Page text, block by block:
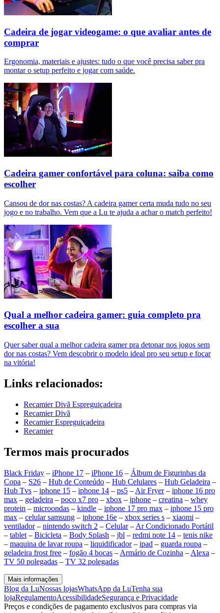
Cadeira de jogar videogame: o que avaliar antes de
comprar
Ergonomia, materiais e ajustes: tudo o que você precisa saber pra
montar o setup perfeito e jogar com saúde.
Cadeira gamer confortável para coluna: saiba como
escolher
Cansou de dor nas costas? A cadeira gamer certa muda tudo no seu
jogo e no trabalho. Vem que a Lu te ajuda a achar o match perfeito!
Qual a melhor cadeira gamer: guia completo pra
escolher a sua
Quer saber qual a melhor cadeira gamer pra detonar nos jogos sem
dor nas costas? Vem descobrir o modelo ideal pro seu setup e focar
na vitória!
Links relacionados:
Recamier Divã Espreguiçadeira
Recamier Divã
Recamier Espreguiçadeira
Recamier
Termos mais procurados
Black Friday – iPhone 17 – iPhone 16 – Álbum de Figurinhas da
Copa – S26 – Hub de Conteúdo – Hub Celulares – Hub Geladeira –
Hub Tvs – iphone 15 – iphone 14 – ps5 – Air Fryer– iphone 16 pro
max – geladeira – poco x7 pro – xbox – iphone – creatina – whey
protein – microondas – kindle – iphone 17 pro max – iphone 15 pro
max – celular samsung – iphone 16e – xbox series s – xiaomi –
ventilador– nintendo switch 2 – Celular– Ar Condicionado Portátil
– tablet – Bicicleta – Body Splash – jbl – redmi note 14 – tenis nike
– maquina de lavar roupa – liquidificador– ipad – guarda roupa –
geladeira frost free – fogão 4 bocas – Armário de Cozinha – Alexa –
TV 50 polegadas – TV 32 polegadas
Mais informações
Blog da LuNossas lojasWhatsApp da LuTenha sua
lojaRegulamentoAcessibilidadeSegurança e Privacidade
Preços e condições de pagamento exclusivos para compras via